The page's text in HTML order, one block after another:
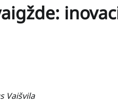
Vaišvila